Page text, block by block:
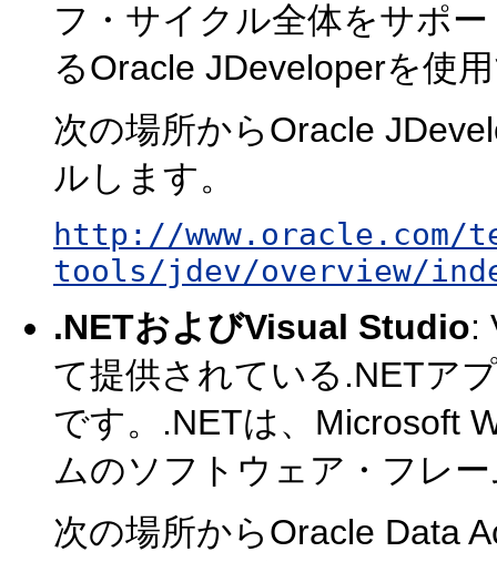
フ・サイクル全体をサポ
るOracle JDeveloperを使
次の場所からOracle
ルします。
http://www.oracle.com/
tools/jdev/overview/
.NETおよびVisual Studio:
て提供されている.NETア
です。.NETは、Microsoft
ムのソフトウェア・フレ
次の場所からOracle Data